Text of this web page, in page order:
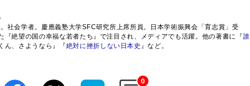
社会学者。慶應義塾大学SFC研究所上席所員。日本学術振興会「育志賞」受
『絶望の国の幸福な若者たち』で注目され、メディアでも活躍。他の著書に『誰
ん、さようなら』『絶対に挫折しない日本史 』など。
0